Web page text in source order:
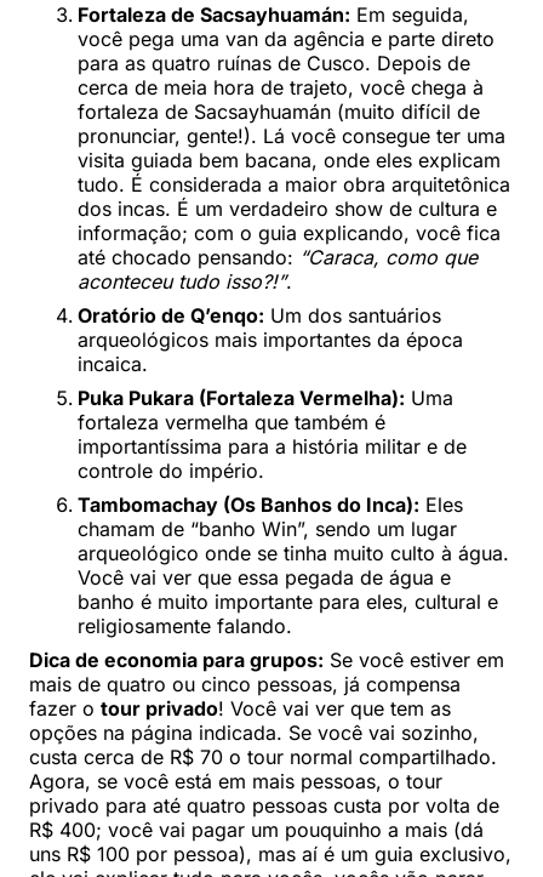
Fortaleza de Sacsayhuamán: Em seguida,
você pega uma van da agência e parte direto
para as quatro ruínas de Cusco. Depois de
cerca de meia hora de trajeto, você chega à
fortaleza de Sacsayhuamán (muito difícil de
pronunciar, gente!). Lá você consegue ter uma
visita guiada bem bacana, onde eles explicam
tudo. É considerada a maior obra arquitetônica
dos incas. É um verdadeiro show de cultura e
informação; com o guia explicando, você fica
até chocado pensando: “Caraca, como que
aconteceu tudo isso?!”.
Oratório de Q’enqo: Um dos santuários
arqueológicos mais importantes da época
incaica.
Puka Pukara (Fortaleza Vermelha): Uma
fortaleza vermelha que também é
importantíssima para a história militar e de
controle do império.
Tambomachay (Os Banhos do Inca): Eles
chamam de “banho Win”, sendo um lugar
arqueológico onde se tinha muito culto à água.
Você vai ver que essa pegada de água e
banho é muito importante para eles, cultural e
religiosamente falando.
Dica de economia para grupos: Se você estiver em
mais de quatro ou cinco pessoas, já compensa
fazer o tour privado! Você vai ver que tem as
opções na página indicada. Se você vai sozinho,
custa cerca de R$ 70 o tour normal compartilhado.
Agora, se você está em mais pessoas, o tour
privado para até quatro pessoas custa por volta de
R$ 400; você vai pagar um pouquinho a mais (dá
uns R$ 100 por pessoa), mas aí é um guia exclusivo,